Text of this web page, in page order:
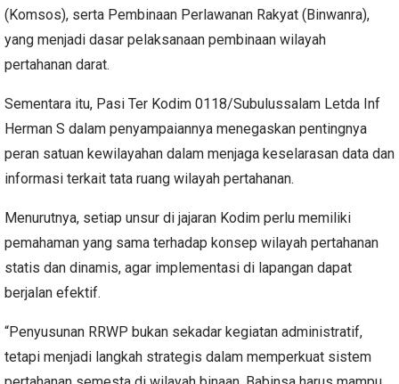
(Komsos), serta Pembinaan Perlawanan Rakyat (Binwanra),
yang menjadi dasar pelaksanaan pembinaan wilayah
pertahanan darat.
Sementara itu, Pasi Ter Kodim 0118/Subulussalam Letda Inf
Herman S dalam penyampaiannya menegaskan pentingnya
peran satuan kewilayahan dalam menjaga keselarasan data dan
informasi terkait tata ruang wilayah pertahanan.
Menurutnya, setiap unsur di jajaran Kodim perlu memiliki
pemahaman yang sama terhadap konsep wilayah pertahanan
statis dan dinamis, agar implementasi di lapangan dapat
berjalan efektif.
“Penyusunan RRWP bukan sekadar kegiatan administratif,
tetapi menjadi langkah strategis dalam memperkuat sistem